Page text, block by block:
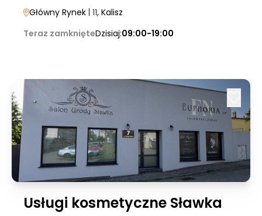
Główny Rynek | 11, Kalisz
Teraz zamknięteDzisiaj:09:00-19:00
Usługi kosmetyczne Sławka